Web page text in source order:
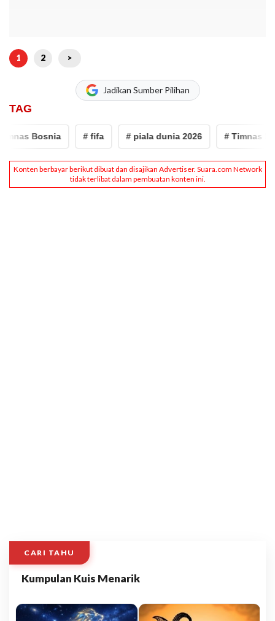
1 2 >
Jadikan Sumber Pilihan
TAG
Bosnia # fifa # piala dunia 2026 # Timnas
CARI TAHU
Kumpulan Kuis Menarik